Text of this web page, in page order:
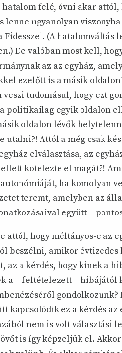
felé, óvni akar attól,
lenne ugyanolyan
(A hatalomváltás
De valóban most kell,
az az egyház,
ezelőtt is a másik
tudomásul, hogy ezt
politikailag egyik oldalon
oldalon lévők
utalni?! Attól a még csak
elválasztása, az
kötelezte el magát?!
ha komolyan
teremt, amelyben az
együtt –
attól, hogy méltányos-e az
beszélni, amikor évtizedes
az a kérdés, hogy kinek a
a – feltételezett – hibájától
gondolkozunk?
kapcsolódik ez a kérdés az
nem is volt választási
is így képzeljük el.